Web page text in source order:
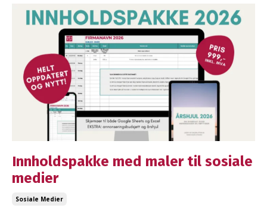
Innholdspakke med maler til sosiale
medier
Sosiale Medier